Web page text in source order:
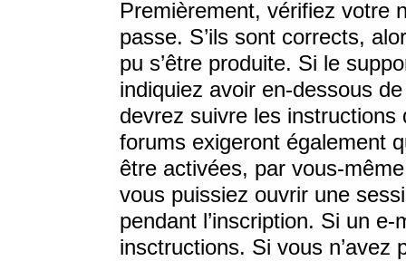
Premièrement, vérifiez votre
passe. S’ils sont corrects,
pu s’être produite. Si le
indiquiez avoir en-dessous
devrez suivre les
forums exigeront également
être activées, par vous-
vous puissiez ouvrir une
pendant l’inscription. Si un
insctructions. Si vous n’avez